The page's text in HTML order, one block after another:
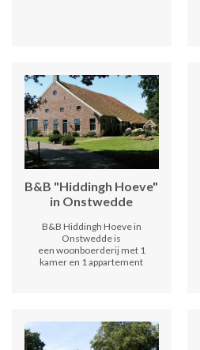
B&B "Hiddingh Hoeve"
in Onstwedde
B&B Hiddingh Hoeve in
Onstwedde is
een woonboerderij met 1
kamer en 1 appartement